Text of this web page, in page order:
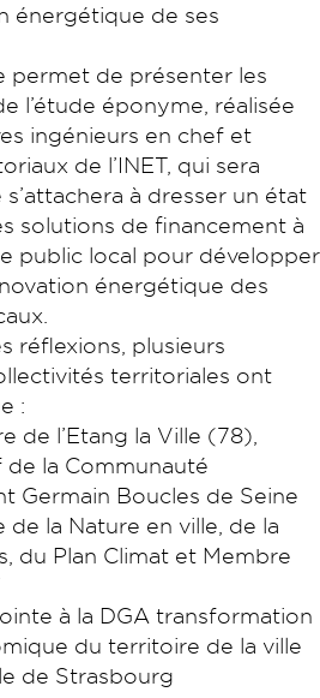
énergétique de ses
permet de présenter les
l’étude éponyme, réalisée
ingénieurs en chef et
de l’INET, qui sera
à dresser un état
solutions de financement à
public local pour développer
énergétique des
réflexions, plusieurs
territoriales ont
:
de l’Etang la Ville (78),
de la Communauté
Germain Boucles de Seine
de la Nature en ville, de la
du Plan Climat et Membre
à la DGA transformation
du territoire de la ville
de Strasbourg